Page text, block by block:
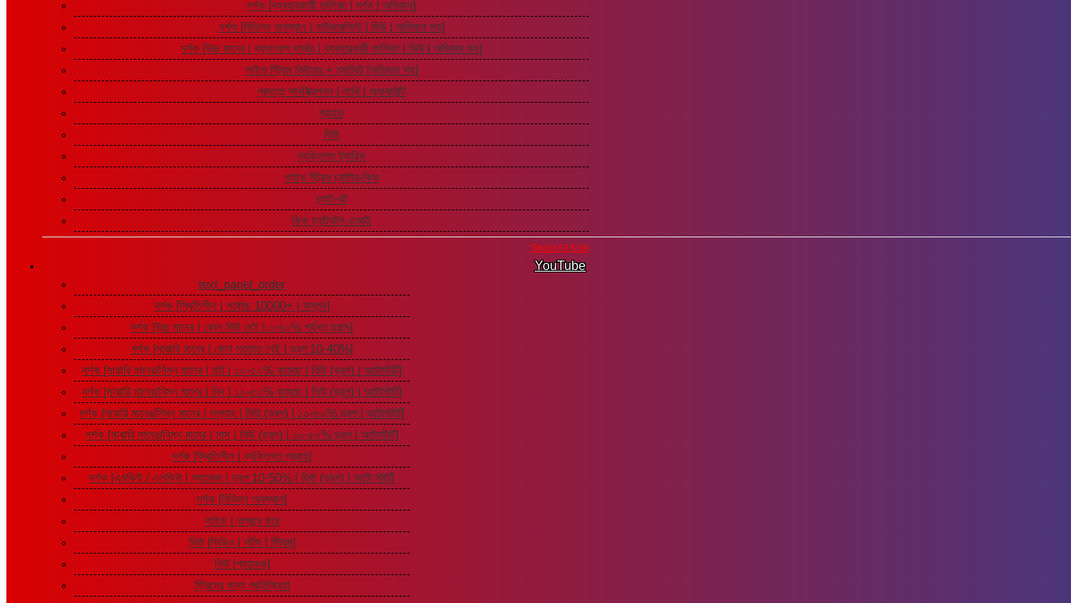
দর্শক [ব্যবহারকারী তালিকা | দর্শন | অভিযান]
দর্শক [বিভিন্ন অবস্থান | নাউজারলিস্ট | ভিউ | অভিযান সহ]
দর্শক [উচ্চ মানের | ব্যাকআপ সার্ভার | ব্যবহারকারী তালিকা | ভিউ | অভিযান সহ]
লাইভ স্ট্রিম ভিউয়ার + চ্যাটবট [অভিযান সহ]
প্রদত্ত সাবস্ক্রিপশন | লাথি | অ্যাকাউন্ট
গ্রাহক
ভিউ
ব্যক্তিগত ট্যারিফ
লাইভ স্ট্রিম চ্যাটার-কিক
চ্যাট-বট
কিক চ্যাটবটস এআই
Show All Kick
YouTube
text_panel_order
দর্শক [স্থিতিশীল | সর্বোচ্চ 10000+ | বাস্তব]
দর্শক [উচ্চ মানের | কোন ভিউ নেই | ০-৪০% পর্যন্ত হ্রাস]
দর্শক [মাঝারি মানের | কোন মতামত নেই | ড্রপ 10-40%]
দর্শক [মাঝারি মানের/নিম্ন মানের | ঘন্টা | ১০-৫০% কমেছে | ভিউ (ড্রপ) | অটোস্টার্ট]
দর্শক [মাঝারি মানের/নিম্ন মানের | দিন | ১০-৫০% কমেছে | ভিউ (ড্রপ) | অটোস্টার্ট]
দর্শক [মাঝারি মানের/নিম্ন মানের | সপ্তাহ | ভিউ (ড্রপ) | ১০-৫০% ড্রপ | অটোস্টার্ট]
দর্শক [মাঝারি মানের/নিম্ন মানের | মাস | ভিউ (ড্রপ) | ১০-৫০% ড্রপ | অটোস্টার্ট]
দর্শক [স্থিতিশীল | ব্যক্তিগত প্রবাহ]
দর্শক [এমকিউ / এলকিউ | প্যাকেজ | ড্রপ 10-50% | ভিউ (ড্রপ) | অটো স্টার্ট]
দর্শক [বিভিন্ন অবস্থান]
লাইক | অপছন্দ করে
ভিউ [ভিডিও | শর্টস | স্ট্রিম]
ভিউ [প্যাকেজ]
স্ট্রিমের জন্য প্রতিক্রিয়া